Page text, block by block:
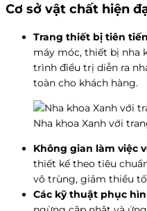
Cơ sở vật chất hiện
Trang thiết bị tiên
máy móc, thiết bị nha
trình điều trị diễn ra
toàn cho khách hàng.
Nha khoa Xanh với
Không gian làm việc
thiết kế theo tiêu
vô trùng, giảm thiểu
Các kỹ thuật phục